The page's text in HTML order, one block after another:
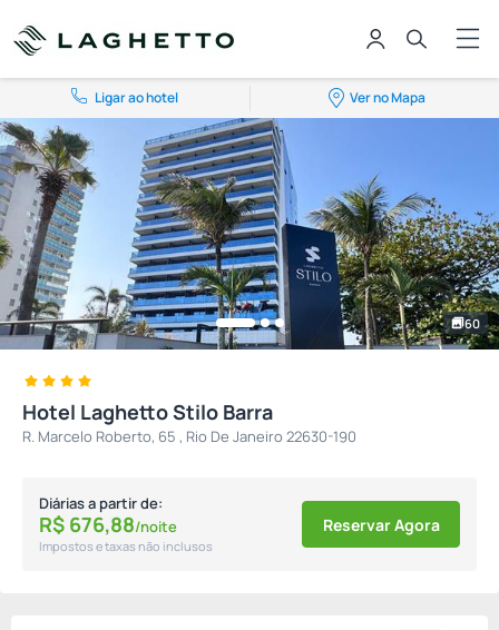
Ligar ao hotel Ver no Mapa
60
Hotel Laghetto Stilo Barra
R. Marcelo Roberto, 65 , Rio De Janeiro 22630-190
Diárias a partir de:
R$ 676,88/noite
Impostos e taxas não inclusos
Reservar Agora